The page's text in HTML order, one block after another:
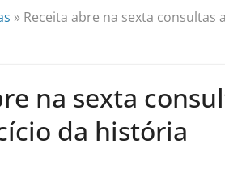
» Receita abre na sexta
na sexta
da história